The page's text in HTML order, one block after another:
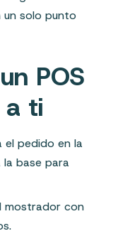
un solo punto
POS
ti
el pedido en la
base para
mostrador con